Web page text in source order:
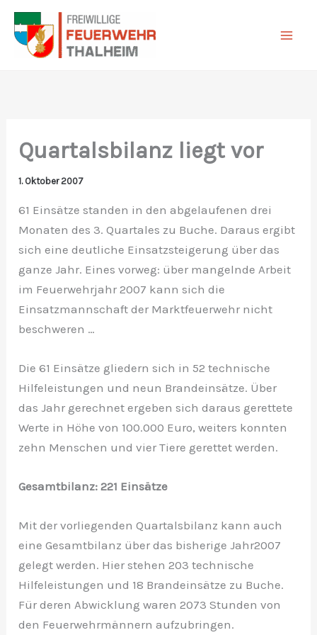
Zum
Inhalt
springen
Quartalsbilanz liegt vor
1. Oktober 2007
61 Einsätze standen in den abgelaufenen drei
Monaten des 3. Quartales zu Buche. Daraus ergibt
sich eine deutliche Einsatzsteigerung über das
ganze Jahr. Eines vorweg: über mangelnde Arbeit
im Feuerwehrjahr 2007 kann sich die
Einsatzmannschaft der Marktfeuerwehr nicht
beschweren …
Die 61 Einsätze gliedern sich in 52 technische
Hilfeleistungen und neun Brandeinsätze. Über
das Jahr gerechnet ergeben sich daraus gerettete
Werte in Höhe von 100.000 Euro, weiters konnten
zehn Menschen und vier Tiere gerettet werden.
Gesamtbilanz: 221 Einsätze
Mit der vorliegenden Quartalsbilanz kann auch
eine Gesamtbilanz über das bisherige Jahr2007
gelegt werden. Hier stehen 203 technische
Hilfeleistungen und 18 Brandeinsätze zu Buche.
Für deren Abwicklung waren 2073 Stunden von
den Feuerwehrmännern aufzubringen.